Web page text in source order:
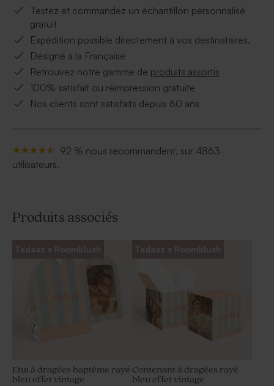
Testez et commandez un échantillon personnalisé
gratuit
Expédition possible directement à vos destinataires.
Désigné à la Française
Retrouvez notre gamme de produits assortis
100% satisfait ou réimpression gratuite
Nos clients sont satisfaits depuis 60 ans
92 % nous recommandent, sur 4863
utilisateurs.
Produits associés
Tadaaz x Roomblush
Etui à dragées baptême rayé
bleu effet vintage
Tadaaz x Roomblush
Contenant à dragées rayé
bleu effet vintage